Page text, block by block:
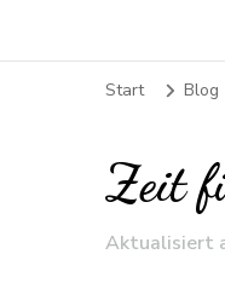
Start Blog
Zeit
Aktualisiert